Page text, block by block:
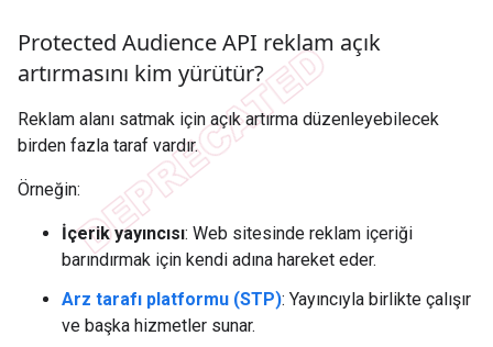
Protected Audience API reklam açık
artırmasını kim yürütür?
Reklam alanı satmak için açık artırma düzenleyebilecek
birden fazla taraf vardır.
Örneğin:
İçerik yayıncısı: Web sitesinde reklam içeriği
barındırmak için kendi adına hareket eder.
Arz tarafı platformu (STP): Yayıncıyla birlikte çalışır
ve başka hizmetler sunar.